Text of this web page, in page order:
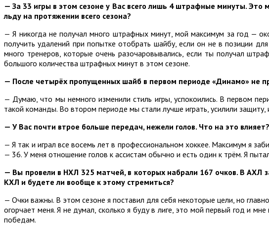
— За 33 игры в этом сезоне у Вас всего лишь 4 штрафные минуты. Это
льду на протяжении всего сезона?
— Я никогда не получал много штрафных минут, мой максимум за год —
получить удалений при попытке отобрать шайбу, если он не в позиции
много тренеров, которые очень разочаровывались, если ты получал
большого количества штрафных минут в этом сезоне.
— После четырёх пропущенных шайб в первом периоде «Динамо» не
— Думаю, что мы немного изменили стиль игры, успокоились. В первом
такой команды. Во втором периоде мы стали лучше играть, усилили
— У Вас почти втрое больше передач, нежели голов. Что на это влияет?
— Я так и играл все восемь лет в профессиональном хоккее. Максимум я
— 36. У меня отношение голов к ассистам обычно и есть один к трём. Я
— Вы провели в НХЛ 325 матчей, в которых набрали 167 очков. В АХЛ
КХЛ и будете ли вообще к этому стремиться?
— Очки важны. В этом сезоне я поставил для себя некоторые цели, но
огорчает меня. Я не думал, сколько я буду в лиге, это мой первый год и
победам.